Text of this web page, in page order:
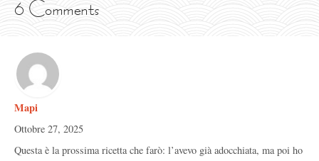
6 Comments
Mapi
Ottobre 27, 2025
Questa è la prossima ricetta che farò: l’avevo già adocchiata, ma poi ho